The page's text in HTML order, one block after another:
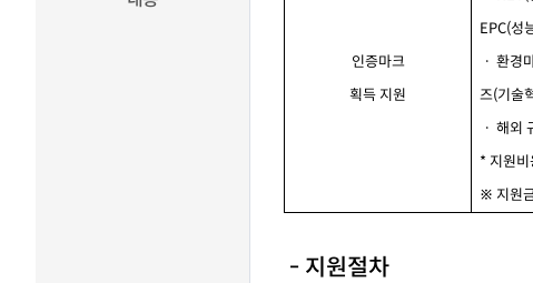
인증마크
획득 지원
EPC(성
ㆍ 환경
즈(기술
ㆍ 해외
* 지원비
※ 지원
- 지원절차